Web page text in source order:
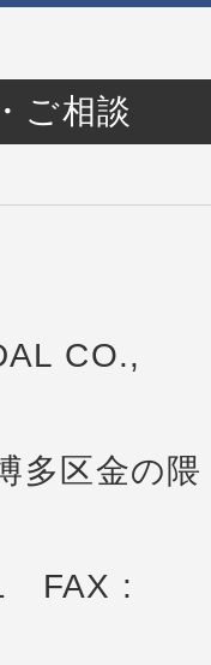
ご相談
CO.,
多区金の隈
FAX :